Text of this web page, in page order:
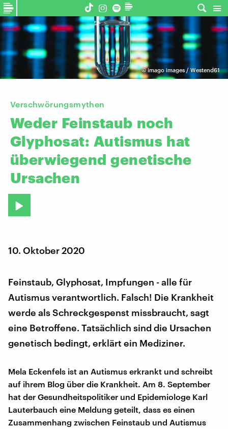
©imago images / Westend61
Verschwörungsmythen
Weder Feinstaub noch
Glyphosat: Autismus hat
überwiegend genetische
Ursachen
10. Oktober 2020
Feinstaub, Glyphosat, Impfungen - alle für
Autismus verantwortlich. Falsch! Die Krankheit
werde als Schreckgespenst missbraucht, sagt
eine Betroffene. Tatsächlich sind die Ursachen
genetisch bedingt, erklärt ein Mediziner.
Mela Eckenfels ist an Autismus erkrankt und schreibt
auf ihrem Blog über die Krankheit. Am 8. September
hat der Gesundheitspolitiker und Epidemiologe Karl
Lauterbauch eine Meldung geteilt, dass es einen
Zusammenhang zwischen Feinstaub und Autismus